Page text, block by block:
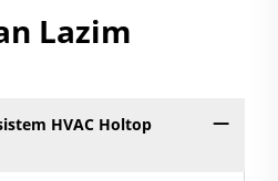
Lazim
HVAC Holtop